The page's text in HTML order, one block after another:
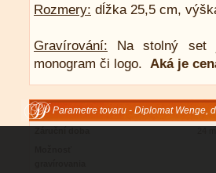
Rozmery: dĺžka 25,5 cm,
Gravírování: Na stolný set
monogram či logo. Aká je
Parametre tovaru - Diplomat Wenge,